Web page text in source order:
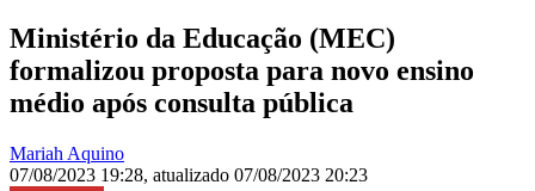
Ministério da Educação (MEC)
formalizou proposta para novo ensino
médio após consulta pública
Mariah Aquino
07/08/2023 19:28, atualizado 07/08/2023 20:23